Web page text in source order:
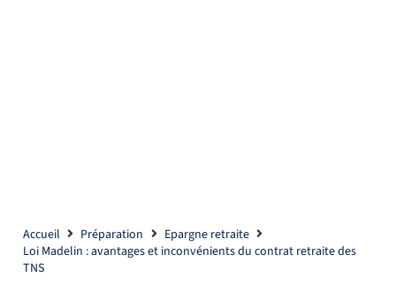
Accueil Préparation
Epargne retraite
Loi Madelin : avantages et inconvénients du contrat retraite des
TNS